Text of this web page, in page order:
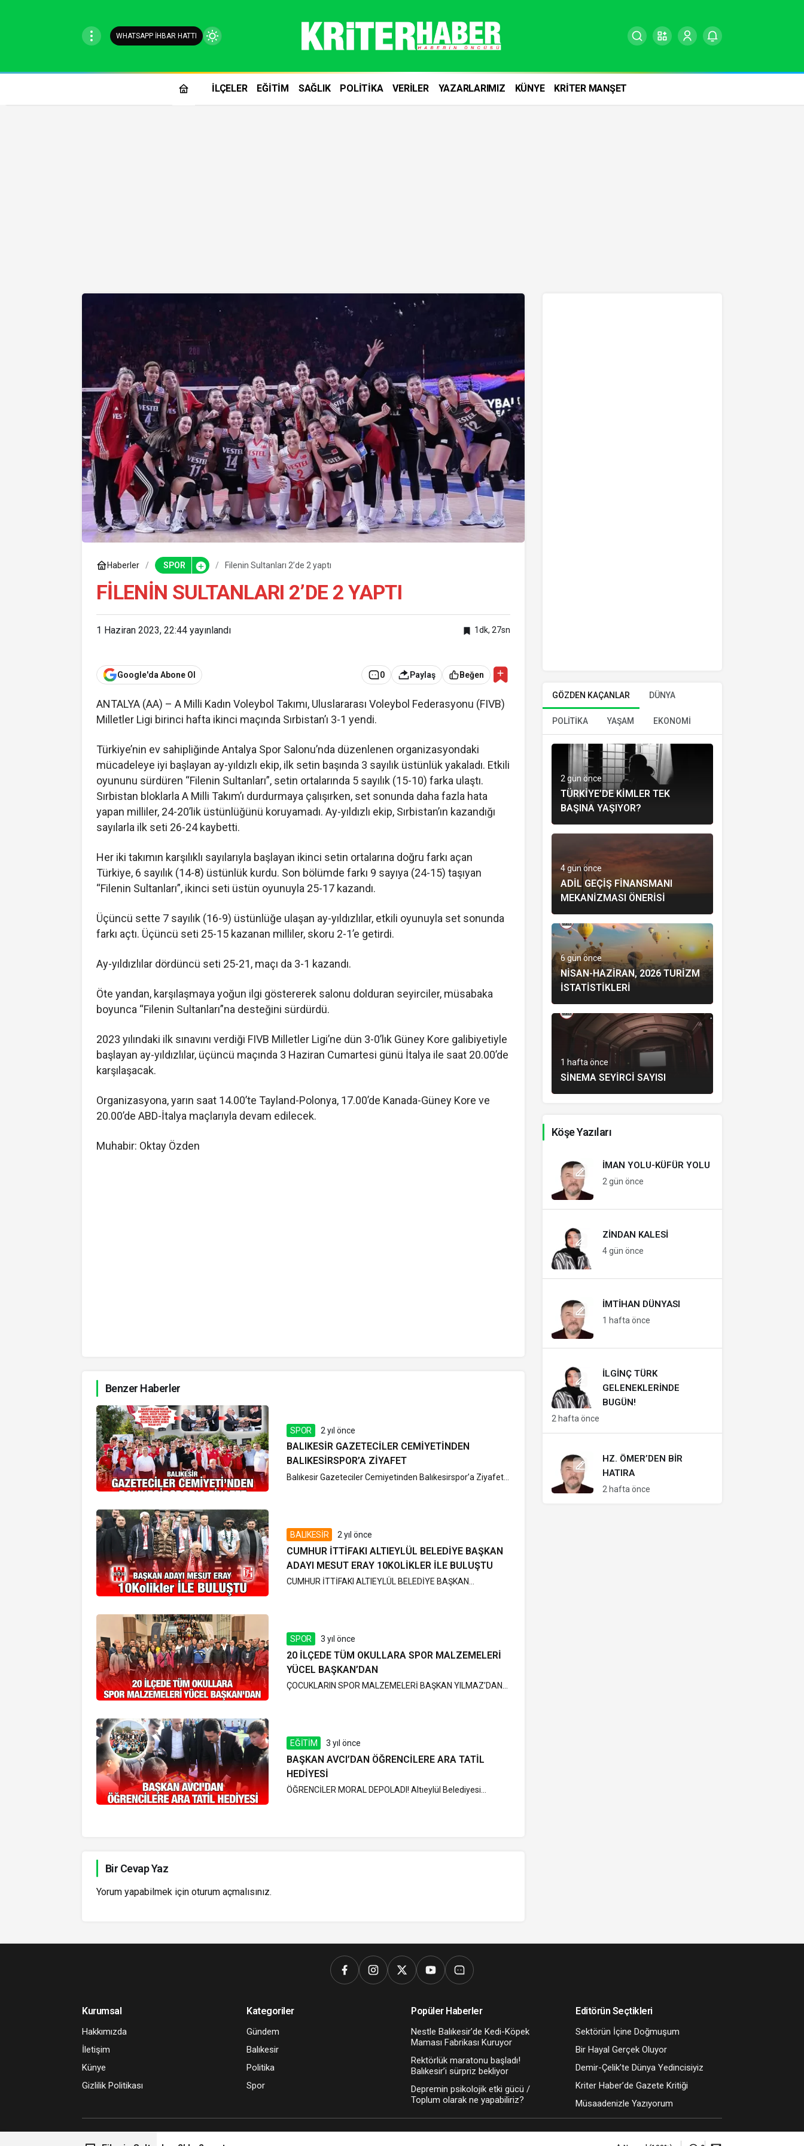
WHATSAPP İHBAR HATTI
Mod
İLÇELER EĞİTİM SAĞLIK POLİTİKA VERİLER YAZARLARIMIZ KÜNYE KRİTER MANŞET
Haberler SPOR Filenin Sultanları 2’de 2 yaptı
FILENIN SULTANLARI 2’DE 2 YAPTI
1 Haziran 2023, 22:44 yayınlandı 1dk, 27sn
Google'da Abone Ol 0 Paylaş Beğen
ANTALYA (AA) – A Milli Kadın Voleybol Takımı, Uluslararası Voleybol Federasyonu (FIVB)
Milletler Ligi birinci hafta ikinci maçında Sırbistan’ı 3-1 yendi.
Türkiye’nin ev sahipliğinde Antalya Spor Salonu’nda düzenlenen organizasyondaki
mücadeleye iyi başlayan ay-yıldızlı ekip, ilk setin başında 3 sayılık üstünlük yakaladı. Etkili
oyununu sürdüren “Filenin Sultanları”, setin ortalarında 5 sayılık (15-10) farka ulaştı.
Sırbistan bloklarla A Milli Takım’ı durdurmaya çalışırken, set sonunda daha fazla hata
yapan milliler, 24-20’lik üstünlüğünü koruyamadı. Ay-yıldızlı ekip, Sırbistan’ın kazandığı
sayılarla ilk seti 26-24 kaybetti.
Her iki takımın karşılıklı sayılarıyla başlayan ikinci setin ortalarına doğru farkı açan
Türkiye, 6 sayılık (14-8) üstünlük kurdu. Son bölümde farkı 9 sayıya (24-15) taşıyan
“Filenin Sultanları”, ikinci seti üstün oyunuyla 25-17 kazandı.
Üçüncü sette 7 sayılık (16-9) üstünlüğe ulaşan ay-yıldızlılar, etkili oyunuyla set sonunda
farkı açtı. Üçüncü seti 25-15 kazanan milliler, skoru 2-1’e getirdi.
Ay-yıldızlılar dördüncü seti 25-21, maçı da 3-1 kazandı.
Öte yandan, karşılaşmaya yoğun ilgi göstererek salonu dolduran seyirciler, müsabaka
boyunca “Filenin Sultanları”na desteğini sürdürdü.
2023 yılındaki ilk sınavını verdiği FIVB Milletler Ligi’ne dün 3-0’lık Güney Kore galibiyetiyle
başlayan ay-yıldızlılar, üçüncü maçında 3 Haziran Cumartesi günü İtalya ile saat 20.00’de
karşılaşacak.
Organizasyona, yarın saat 14.00’te Tayland-Polonya, 17.00’de Kanada-Güney Kore ve
20.00’de ABD-İtalya maçlarıyla devam edilecek.
Muhabir: Oktay Özden
Benzer Haberler
SPOR 2 yıl önce
BALIKESIR GAZETECILER CEMIYETINDEN
BALIKESIRSPOR’A ZIYAFET
Balıkesir Gazeteciler Cemiyetinden Balıkesirspor’a Ziyafet...
BALIKESİR 2 yıl önce
CUMHUR İTTİFAKI ALTIEYLÜL BELEDİYE BAŞKAN
ADAYI MESUT ERAY 10KOLİKLER İLE BULUŞTU
CUMHUR İTTİFAKI ALTIEYLÜL BELEDİYE BAŞKAN...
SPOR 3 yıl önce
20 İLÇEDE TÜM OKULLARA SPOR MALZEMELERİ
YÜCEL BAŞKAN’DAN
ÇOCUKLARIN SPOR MALZEMELERİ BAŞKAN YILMAZ’DAN...
EĞİTİM 3 yıl önce
BAŞKAN AVCI’DAN ÖĞRENCİLERE ARA TATİL
HEDİYESİ
ÖĞRENCİLER MORAL DEPOLADI! Altıeylül Belediyesi...
Bir Cevap Yaz
Yorum yapabilmek için oturum açmalısınız.
GÖZDEN KAÇANLAR DÜNYA
POLİTİKA YAŞAM EKONOMİ
2 gün önce
TÜRKIYE’DE KIMLER TEK
BAŞINA YAŞIYOR?
4 gün önce
ADIL GEÇIŞ FINANSMANI
MEKANIZMASI ÖNERISI
6 gün önce
NISAN-HAZIRAN, 2026 TURIZM
İSTATISTIKLERI
1 hafta önce
SINEMA SEYIRCI SAYISI
Köşe Yazıları
İMAN YOLU-KÜFÜR YOLU
2 gün önce
ZINDAN KALESI
4 gün önce
İMTIHAN DÜNYASI
1 hafta önce
İLGINÇ TÜRK
GELENEKLERINDE
BUGÜN!
2 hafta önce
HZ. ÖMER’DEN BIR
HATIRA
2 hafta önce
Kurumsal
Hakkımızda
İletişim
Künye
Gizlilik Politikası
Kategoriler
Gündem
Balıkesir
Politika
Spor
Popüler Haberler
Nestle Balıkesir’de Kedi-Köpek
Maması Fabrikası Kuruyor
Rektörlük maratonu başladı!
Balıkesir’i sürpriz bekliyor
Depremin psikolojik etki gücü /
Toplum olarak ne yapabiliriz?
Editörün Seçtikleri
Sektörün İçine Doğmuşum
Bir Hayal Gerçek Oluyor
Demir-Çelik’te Dünya Yedincisiyiz
Kriter Haber’de Gazete Kritiği
Müsaadenizle Yazıyorum